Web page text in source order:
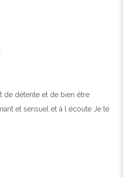
de détente et de bien être
et sensuel et à l écoute Je te